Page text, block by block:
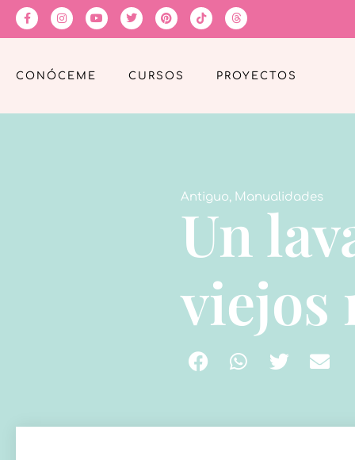
CONÓCEME CURSOS PROYECTOS
Antiguo, Manualidades
Un
viejos